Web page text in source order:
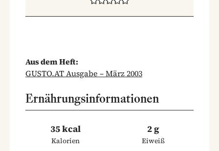
Aus dem Heft:
GUSTO.AT Ausgabe – März 2003
Ernährungsinformationen
35 kcal
Kalorien
2 g
Eiweiß